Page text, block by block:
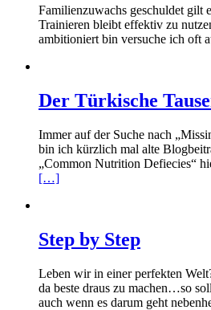
Familienzuwachs geschuldet gilt
Trainieren bleibt effektiv zu
ambitioniert bin versuche ich oft
Der Türkische
Immer auf der Suche nach
bin ich kürzlich mal alte
„Common Nutrition Defiecies“
[…]
Step by Step
Leben wir in einer perfekten
da beste draus zu machen…so
auch wenn es darum geht